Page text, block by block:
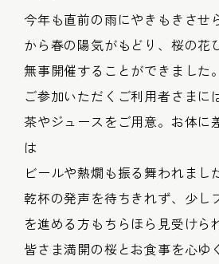
今年も直前の雨にやきもきさせ
から春の陽気がもどり、桜の花
無事開催することができました。
ご参加いただくご利用者さまに
茶やジュースをご用意。お体に
は
ビールや熱燗も振る舞われまし
乾杯の発声を待ちきれず、少し
を進める方もちらほら見受けら
皆さま満開の桜とお食事を心ゆ